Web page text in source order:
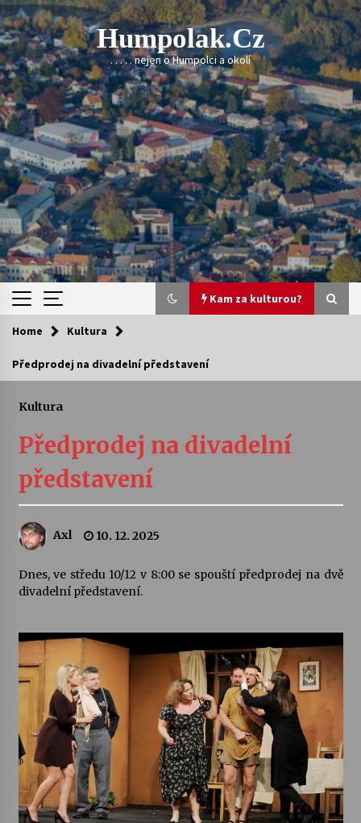
Skip
to
content
Humpolak.cz
. . . . . nejen o Humpolci a okolí
Kam za kulturou?
Kam za kulturou?
Vernisáž výstavy Josefíny Duškové: Stávám se
kapkou
Veselí muzikanti
Letní koncerty ve Stromovce: Kolchoz a
Jenakaši
28. 7. 2026
Votavžatský ploty
23. 7. 2026
Home Kultura
Předprodej na divadelní představení
Kultura
Předprodej na divadelní
představení
Axl 10. 12. 2025
Dnes, ve středu 10/12 v 8:00 se spouští předprodej na dvě
divadelní představení.